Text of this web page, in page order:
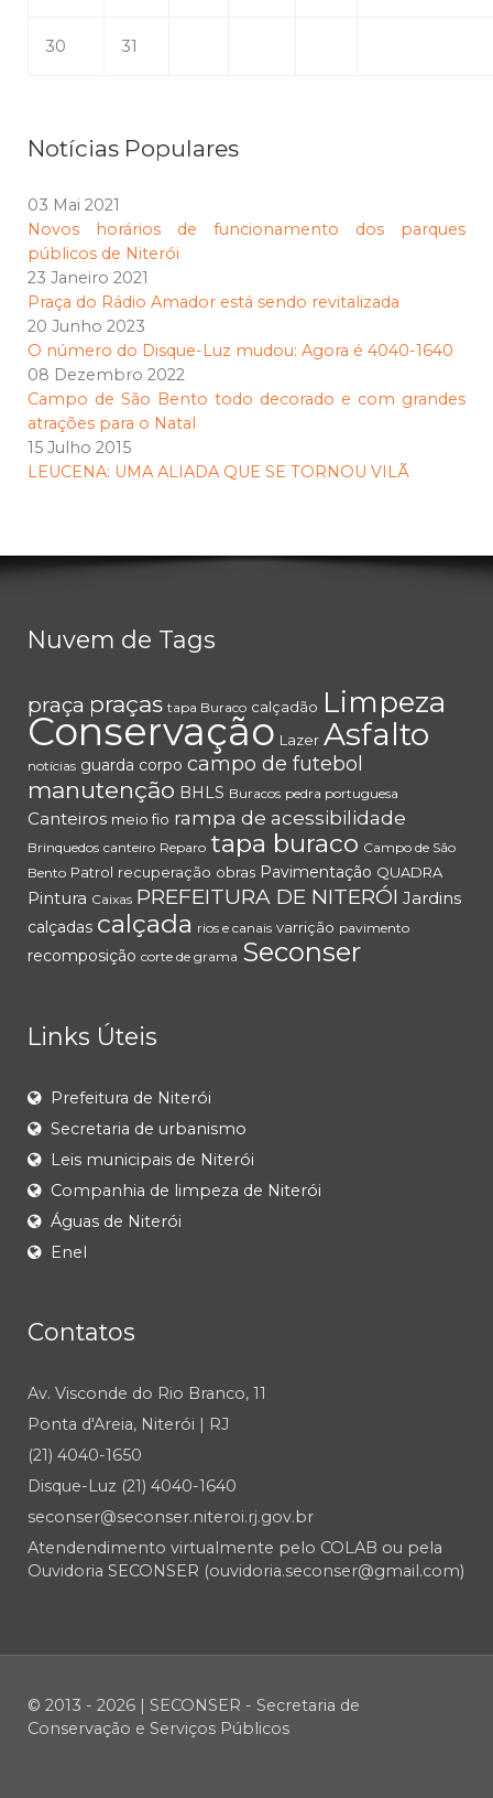
30 31
Notícias Populares
03 Mai 2021
Novos horários de funcionamento dos parques
públicos de Niterói
23 Janeiro 2021
Praça do Rádio Amador está sendo revitalizada
20 Junho 2023
O número do Disque-Luz mudou: Agora é 4040-1640
08 Dezembro 2022
Campo de São Bento todo decorado e com grandes
atrações para o Natal
15 Julho 2015
LEUCENA: UMA ALIADA QUE SE TORNOU VILÃ
Nuvem de Tags
praça praças tapa Buraco calçadão Limpeza
Conservação Lazer Asfalto
notícias guarda corpo campo de futebol
manutenção BHLS Buracos pedra portuguesa
Canteiros meio fio rampa de acessibilidade
Brinquedos canteiro Reparo tapa buraco Campo de São
Bento Patrol recuperação obras Pavimentação QUADRA
Pintura Caixas PREFEITURA DE NITERÓI Jardins
calçadas calçada rios e canais varrição pavimento
recomposição corte de grama Seconser
Links Úteis
Prefeitura de Niterói
Secretaria de urbanismo
Leis municipais de Niterói
Companhia de limpeza de Niterói
Águas de Niterói
Enel
Contatos
Av. Visconde do Rio Branco, 11
Ponta d'Areia, Niterói | RJ
(21) 4040-1650
Disque-Luz (21) 4040-1640
seconser@seconser.niteroi.rj.gov.br
Atendendimento virtualmente pelo COLAB ou pela
Ouvidoria SECONSER (ouvidoria.seconser@gmail.com)
© 2013 - 2026 | SECONSER - Secretaria de
Conservação e Serviços Públicos